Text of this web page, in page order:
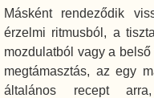
Másként rendeződik
érzelmi ritmusból, a
mozdulatból vagy a
megtámasztás, az egy
általános recept